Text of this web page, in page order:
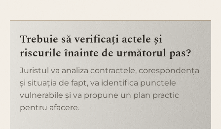
Trebuie să verificați actele și
riscurile înainte de următorul pas?
Juristul va analiza contractele, corespondența
și situația de fapt, va identifica punctele
vulnerabile și va propune un plan practic
pentru afacere.